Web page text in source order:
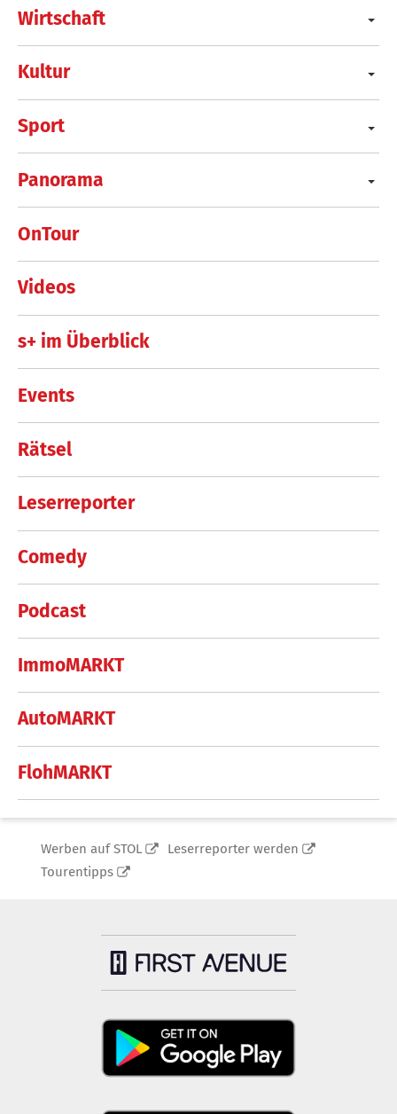
Wirtschaft
Kultur
Sport
Panorama
OnTour
Videos
s+ im Überblick
Events
Rätsel
Leserreporter
Comedy
Podcast
ImmoMARKT
AutoMARKT
FlohMARKT
Werben auf STOL
Leserreporter werden
Tourentipps